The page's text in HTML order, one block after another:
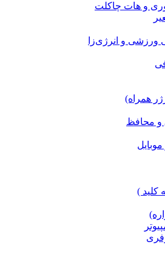
و هات چاکلت
ورزشی و انرژی‌زا
همراه)
و محافظ
کلید )